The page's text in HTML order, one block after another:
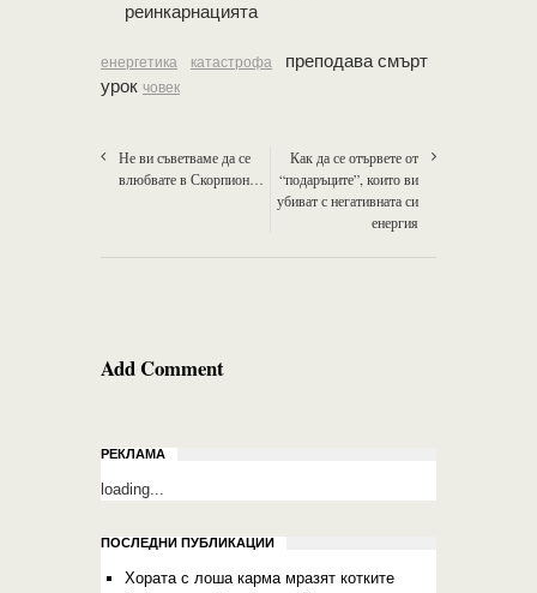
реинкарнацията
енергетика катастрофа
преподава смърт
урок човек
Не ви съветваме да се
влюбвате в Скорпион…
Как да се отървете от
“подаръците”, които ви
убиват с негативната си
енергия
Add Comment
РЕКЛАМА
loading...
ПОСЛЕДНИ ПУБЛИКАЦИИ
Хората с лоша карма мразят котките